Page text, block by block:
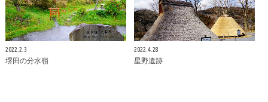
2022.2.3
堺田の分水嶺
2022.4.28
星野遺跡